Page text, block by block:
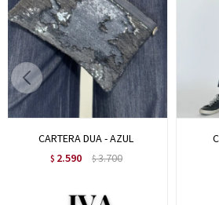
CARTERA DUA - AZUL
$ 2.590 $3.700